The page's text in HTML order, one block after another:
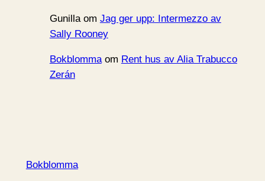
Gunillaom Jag ger upp: Intermezzo av
Sally Rooney
Bokblommaom Rent hus av Alia Trabucco
Zerán
Bokblomma